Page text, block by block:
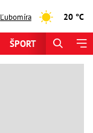
Ľubomíra 20 °C
ŠPORT